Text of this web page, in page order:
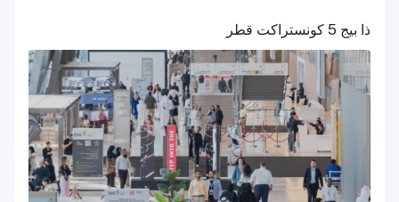
ذا بيج 5 كونستراكت قطر